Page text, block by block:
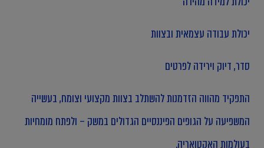
יכולת עבודה עצמאית ובצוות
סדר, דיוק וירידה לפרטים
התפקיד מהווה הזדמנות להשתלב בצוות מקצועי וצומח, בעשייה
המשפיעה על הגופים הפיננסיים הגדולים במשק – ולפתח מומחיות
בעולמות האקטואריה.